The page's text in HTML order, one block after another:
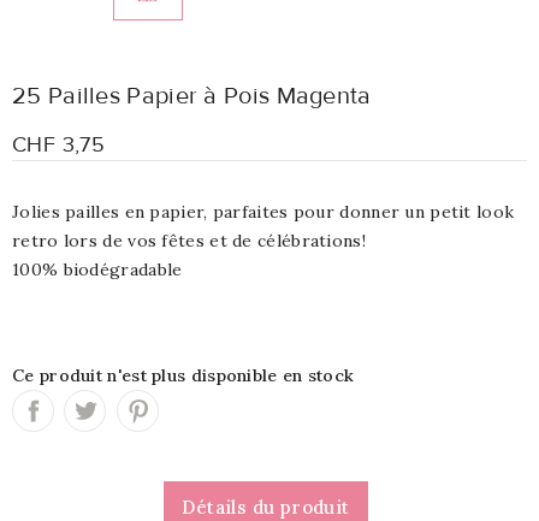
25 Pailles Papier à Pois Magenta
CHF 3,75
Jolies pailles en papier, parfaites pour donner un petit look
retro lors de vos fêtes et de célébrations!
100% biodégradable
Ce produit n'est plus disponible en stock
Détails du produit